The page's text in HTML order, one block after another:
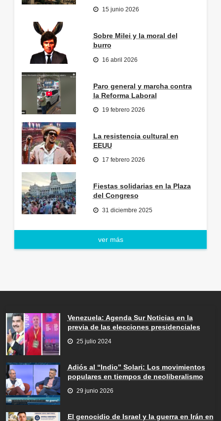
15 junio 2026
Sobre Milei y la moral del
burro
16 abril 2026
Paro general y marcha contra
la Reforma Laboral
19 febrero 2026
La resistencia cultural en
EEUU
17 febrero 2026
Fiestas solidarias en la Plaza
del Congreso
31 diciembre 2025
ver más
Venezuela: Agenda Sur Noticias en la
previa de las elecciones presidenciales
25 julio 2024
Adiós al “Indio” Solari: Los movimientos
populares en tiempos de neoliberalismo
29 junio 2026
El genocidio de Israel y la guerra en Irán en